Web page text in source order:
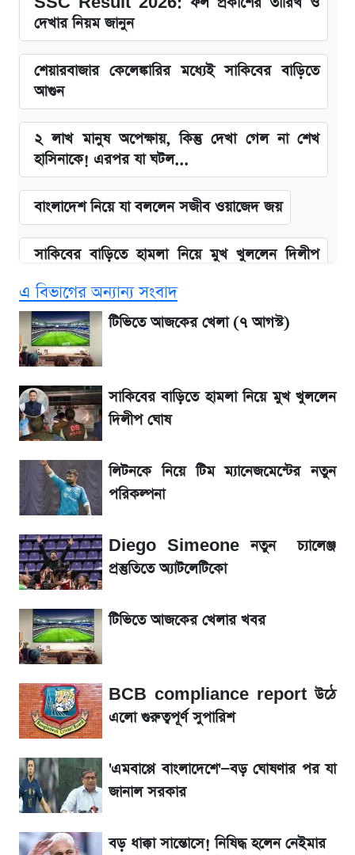
দেখার নিয়ম জানুন
শেয়ারবাজার কেলেঙ্কারির মধ্যেই সাকিবের বাড়িতে
আগুন
২ লাখ মানুষ অপেক্ষায়, কিন্তু দেখা গেল না শেখ
হাসিনাকে! এরপর যা ঘটল...
বাংলাদেশ নিয়ে যা বললেন সজীব ওয়াজেদ জয়
সাকিবের বাড়িতে হামলা নিয়ে মুখ খুললেন দিলীপ
এস আলমের দখলে থাকা ব্যাংক নিয়ে এলো নতুন
সিদ্ধান্ত
লিটনকে নিয়ে টিম ম্যানেজমেন্টের নতুন পরিকল্পনা
আগামী ৪ দিনের আবহাওয়া নিয়ে বড় সতর্কবার্তা
আগামীকালই স্পষ্ট হবে এসএসসি ফল প্রকাশের
তারিখ
৬ আগস্ট দেশের বাজারে স্বর্ণের দাম
ফারহানা
লাফিয়ে বাড়ল স্বর্ণের দাম, এক মাসের মধ্যে সর্বোচ্চ
রেকর্ড
শেয়ার বিজকে লিগ্যাল নোটিশ পাঠাল রবি, শুরু নতুন
বিতর্ক
রবির বড় সাফল্য! আয় কম বাড়লেও রেকর্ড মুনাফা ও
এ বিভাগের অন্যান্য সংবাদ
টিভিতে আজকের খেলা (৭ আগস্ট)
সাকিবের বাড়িতে হামলা নিয়ে মুখ খুললেন
দিলীপ ঘোষ
লিটনকে নিয়ে টিম ম্যানেজমেন্টের নতুন
পরিকল্পনা
Diego Simeone নতুন চ্যালেঞ্জ
প্রস্তুতিতে অ্যাটলেটিকো
টিভিতে আজকের খেলার খবর
BCB compliance report উঠে
এলো গুরুত্বপূর্ণ সুপারিশ
'এমবাপ্পে বাংলাদেশে'—বড় ঘোষণার পর যা
জানাল সরকার
বড় ধাক্কা সান্তোসে! নিষিদ্ধ হলেন নেইমার